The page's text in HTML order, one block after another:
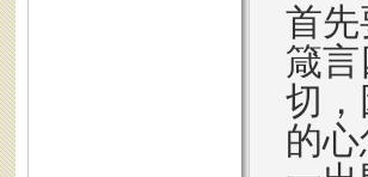
首
箴
切
的